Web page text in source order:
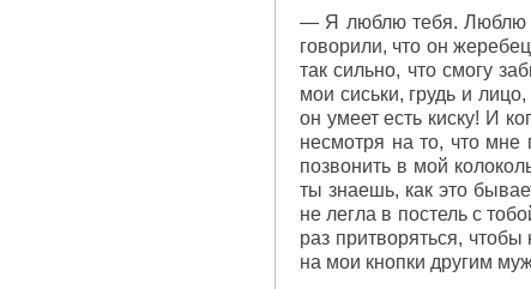
— Я люблю тебя. Люблю
говорили, что он
так сильно, что смогу
мои сиськи, грудь и
он умеет есть киску! И
несмотря на то, что мне
позвонить в мой
ты знаешь, как это
не легла в постель с
раз притворяться,
на мои кнопки другим